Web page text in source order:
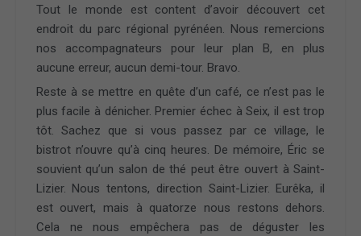
Tout le monde est content d’avoir découvert cet
endroit du parc régional pyrénéen. Nous remercions
nos accompagnateurs pour leur plan B, en plus
aucune erreur, aucun demi-tour. Bravo.
Reste à se mettre en quête d’un café, ce n’est pas le
plus facile à dénicher. Premier échec à Seix, il est trop
tôt. Sachez que si vous passez par ce village, le
bistrot n’ouvre qu’à cinq heures. De mémoire, Éric se
souvient qu’un salon de thé peut être ouvert à Saint-
Lizier. Nous tentons, direction Saint-Lizier. Eurêka, il
est ouvert, mais à quatorze nous restons dehors.
Cela ne nous empêchera pas de déguster les